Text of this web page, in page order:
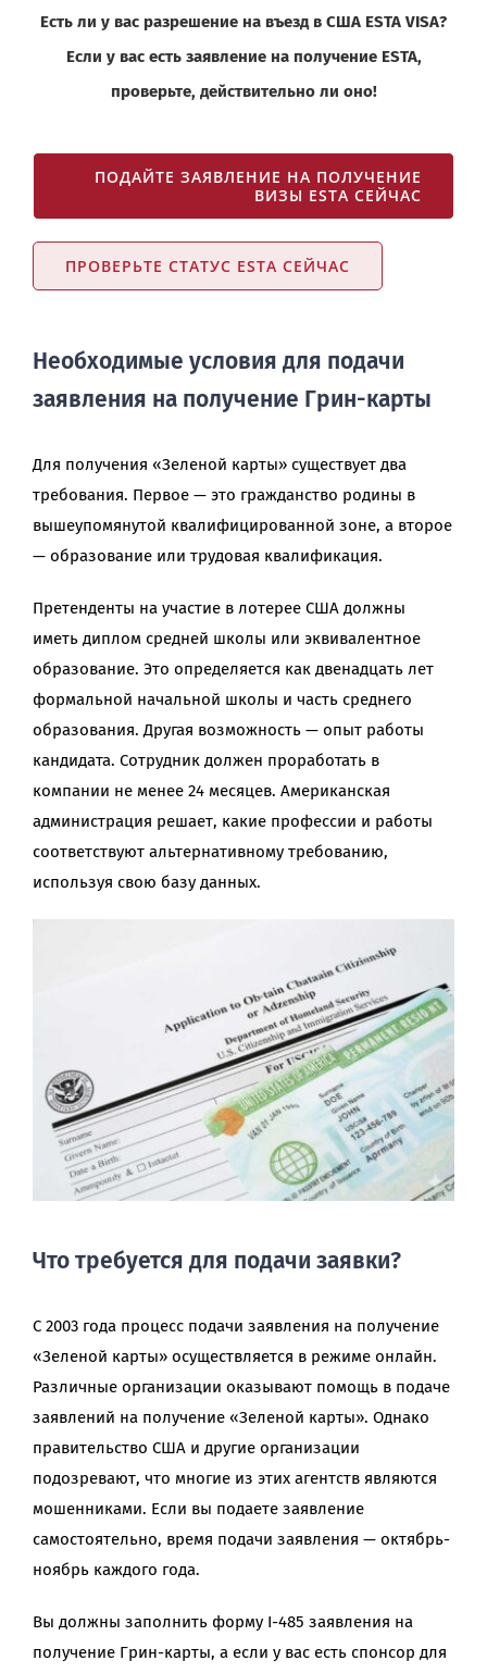
Есть ли у вас разрешение на въезд в США ESTA VISA?
Если у вас есть заявление на получение ESTA,
проверьте, действительно ли оно!
ПОДАЙТЕ ЗАЯВЛЕНИЕ НА ПОЛУЧЕНИЕ
ВИЗЫ ESTA СЕЙЧАС
ПРОВЕРЬТЕ СТАТУС ESTA СЕЙЧАС
Необходимые условия для подачи
заявления на получение Грин-карты
Для получения «Зеленой карты» существует два
требования. Первое — это гражданство родины в
вышеупомянутой квалифицированной зоне, а второе
— образование или трудовая квалификация.
Претенденты на участие в лотерее США должны
иметь диплом средней школы или эквивалентное
образование. Это определяется как двенадцать лет
формальной начальной школы и часть среднего
образования. Другая возможность — опыт работы
кандидата. Сотрудник должен проработать в
компании не менее 24 месяцев. Американская
администрация решает, какие профессии и работы
соответствуют альтернативному требованию,
используя свою базу данных.
Что требуется для подачи заявки?
С 2003 года процесс подачи заявления на получение
«Зеленой карты» осуществляется в режиме онлайн.
Различные организации оказывают помощь в подаче
заявлений на получение «Зеленой карты». Однако
правительство США и другие организации
подозревают, что многие из этих агентств являются
мошенниками. Если вы подаете заявление
самостоятельно, время подачи заявления — октябрь-
ноябрь каждого года.
Вы должны заполнить форму I-485 заявления на
получение Грин-карты, а если у вас есть спонсор для